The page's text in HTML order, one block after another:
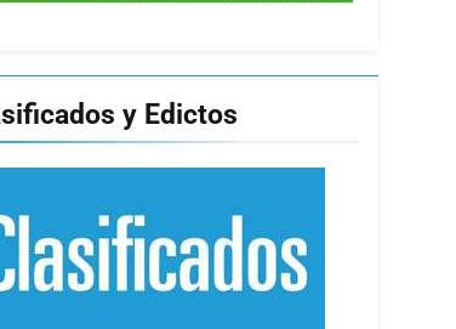
y Edictos